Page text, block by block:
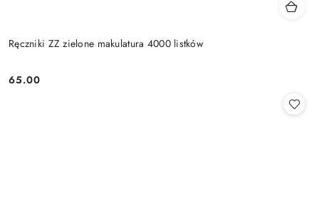
Ręczniki ZZ zielone makulatura 4000 listków
Cena:
65.00